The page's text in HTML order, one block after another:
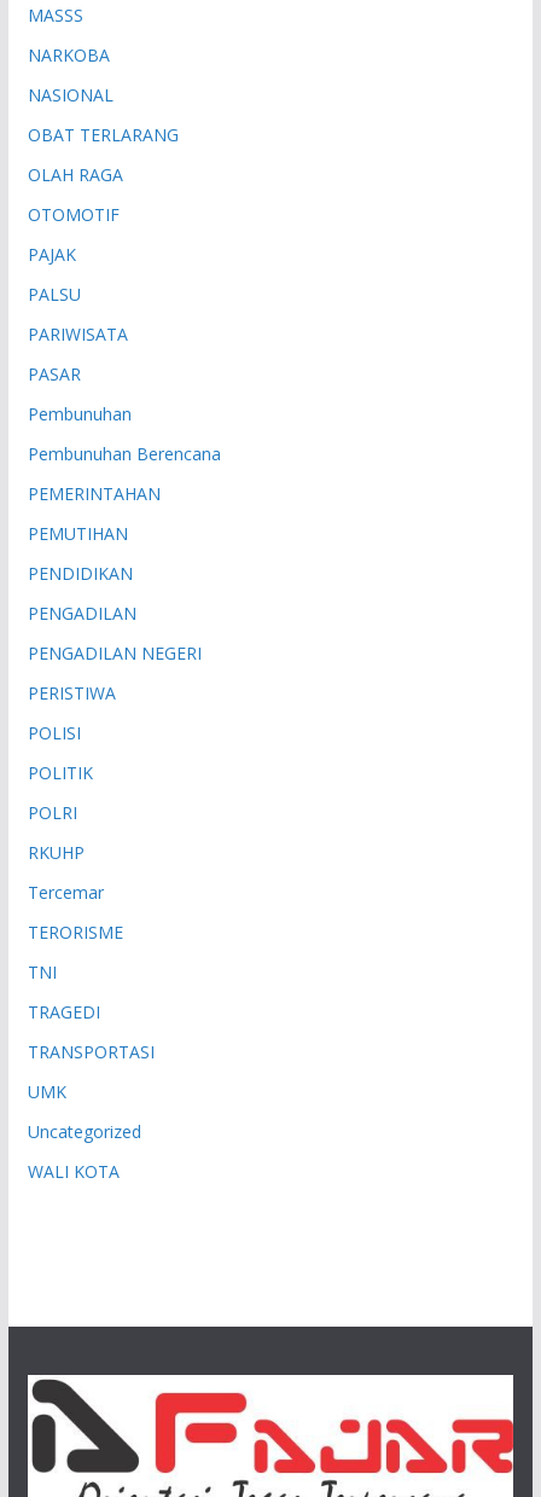
MASSS
NARKOBA
NASIONAL
OBAT TERLARANG
OLAH RAGA
OTOMOTIF
PAJAK
PALSU
PARIWISATA
PASAR
Pembunuhan
Pembunuhan Berencana
PEMERINTAHAN
PEMUTIHAN
PENDIDIKAN
PENGADILAN
PENGADILAN NEGERI
PERISTIWA
POLISI
POLITIK
POLRI
RKUHP
Tercemar
TERORISME
TNI
TRAGEDI
TRANSPORTASI
UMK
Uncategorized
WALI KOTA